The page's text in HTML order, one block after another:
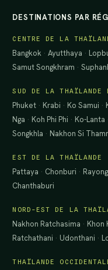
DESTINATIONS PAR
CENTRE DE LA
Bangkok ·Ayutthaya ·
Samut Songkhram ·
SUD DE LA THAÏLANDE
Phuket · Krabi · Ko Samui ·
Nga · Koh Phi Phi · Ko-Lanta
Songkhla · Nakhon Si
EST DE LA THAÏLANDE
Pattaya · Chonburi · Rayong
Chanthaburi
NORD-EST DE LA
Nakhon Ratchasima · Khon
Ratchathani · Udonthani ·
THAÏLANDE